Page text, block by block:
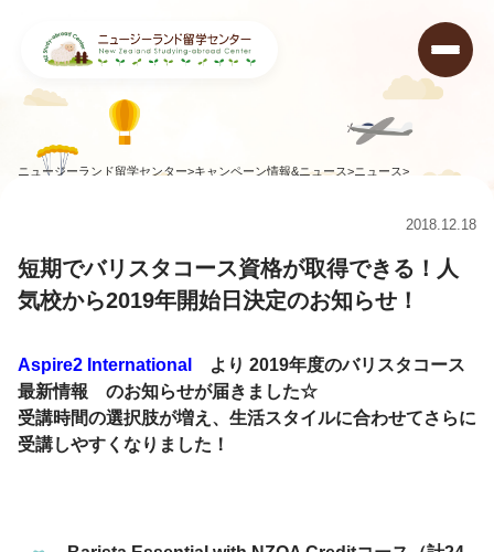
ニュージーランド留学センター>キャンペーン情報&ニュース>ニュース>
2018.12.18
短期でバリスタコース資格が取得できる！人
気校から2019年開始日決定のお知らせ！
Aspire2 International より 2019年度のバリスタコース
最新情報 のお知らせが届きました☆
受講時間の選択肢が増え、生活スタイルに合わせてさらに
受講しやすくなりました！